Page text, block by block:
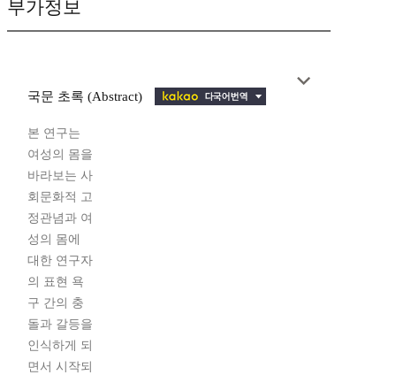
부가정보
국문 초록 (Abstract)
본 연구는
여성의 몸을
바라보는 사
회문화적 고
정관념과 여
성의 몸에
대한 연구자
의 표현 욕
구 간의 충
돌과 갈등을
인식하게 되
면서 시작되